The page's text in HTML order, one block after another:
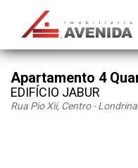
Apartamento 4
EDIFÍCIO JABUR
Rua Pio Xii, Centro - Londrina